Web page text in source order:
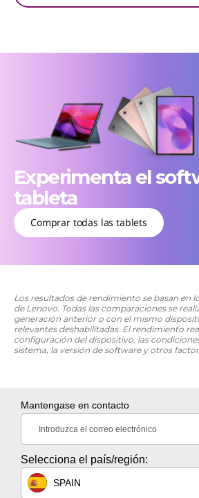
Experimenta el
tableta
Comprar todas las tablets
Los resultados de rendimiento se basan en
de Lenovo. Todas las comparaciones se
generación anterior o con el mismo
relevantes deshabilitadas. El rendimiento
configuración del dispositivo, las
sistema, la versión de software y otros
Mantengase en contacto
Introduzca el correo electrónico
Selecciona el país/región:
SPAIN